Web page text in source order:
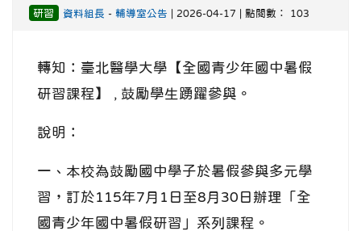
研習 資料組長 - 輔導室公告 | 2026-04-17 | 點閱數： 103
轉知：臺北醫學大學【全國青少年國中暑假
研習課程】 , 鼓勵學生踴躍參與。
說明：
一、本校為鼓勵國中學子於暑假參與多元學
習，訂於115年7月1日至8月30日辦理「全
國青少年國中暑假研習」系列課程。